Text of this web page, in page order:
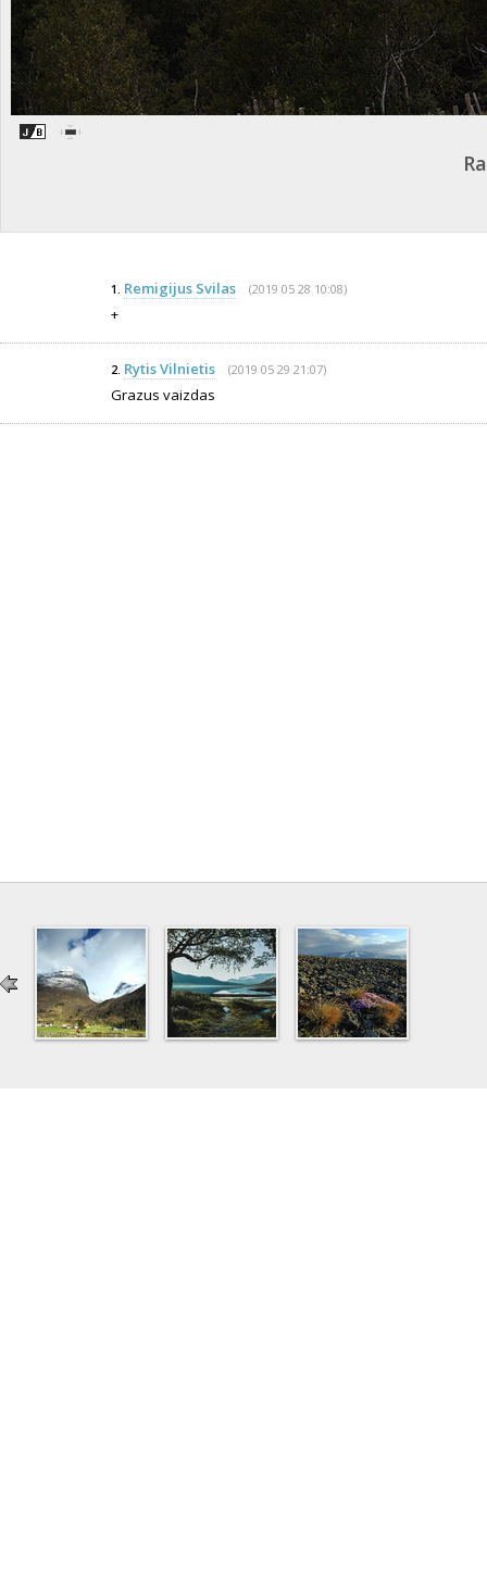
1. Remigijus Svilas (2019 05 28 10:08)
+
2. Rytis Vilnietis (2019 05 29 21:07)
Grazus vaizdas